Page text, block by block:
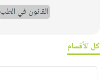
القانون في الطب
كل الأقسام